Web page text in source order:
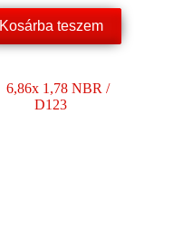
Kosárba teszem